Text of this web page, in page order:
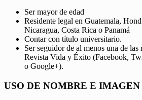
Ser mayor de edad
Residente legal en Guatemala,
Nicaragua, Costa Rica o Panamá
Contar con título universitario.
Ser seguidor de al menos una de las
Revista Vida y Éxito (Facebook,
o Google+).
USO DE NOMBRE E